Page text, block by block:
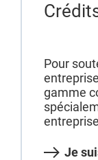
Pour
gamme
Je